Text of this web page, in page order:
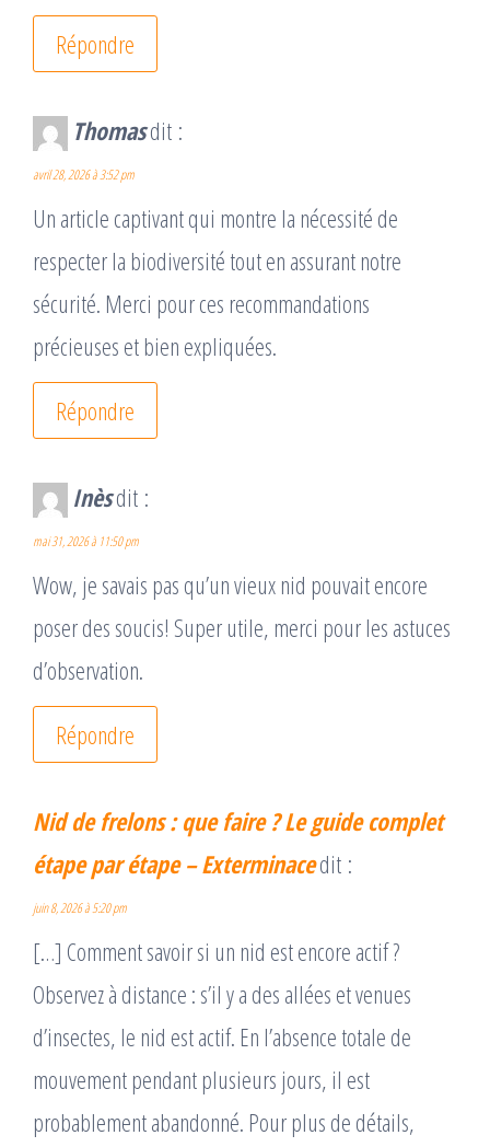
Répondre
Thomasdit :
avril 28, 2026 à 3:52 pm
Un article captivant qui montre la nécessité de
respecter la biodiversité tout en assurant notre
sécurité. Merci pour ces recommandations
précieuses et bien expliquées.
Répondre
Inèsdit :
mai 31, 2026 à 11:50 pm
Wow, je savais pas qu’un vieux nid pouvait encore
poser des soucis! Super utile, merci pour les astuces
d’observation.
Répondre
Nid de frelons : que faire ? Le guide complet
étape par étape – Exterminacedit :
juin 8, 2026 à 5:20 pm
[…] Comment savoir si un nid est encore actif ?
Observez à distance : s’il y a des allées et venues
d’insectes, le nid est actif. En l’absence totale de
mouvement pendant plusieurs jours, il est
probablement abandonné. Pour plus de détails,